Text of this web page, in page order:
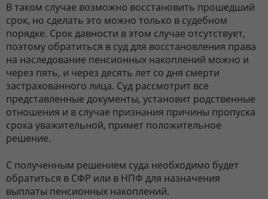
В таком случае возможно восстановить прошедший
срок, но сделать это можно только в судебном
порядке. Срок давности в этом случае отсутствует,
поэтому обратиться в суд для восстановления права
на наследование пенсионных накоплений можно и
через пять, и через десять лет со дня смерти
застрахованного лица. Суд рассмотрит все
представленные документы, установит родственные
отношения и в случае признания причины пропуска
срока уважительной, примет положительное
решение.
С полученным решением суда необходимо будет
обратиться в СФР или в НПФ для назначения
выплаты пенсионных накоплений.